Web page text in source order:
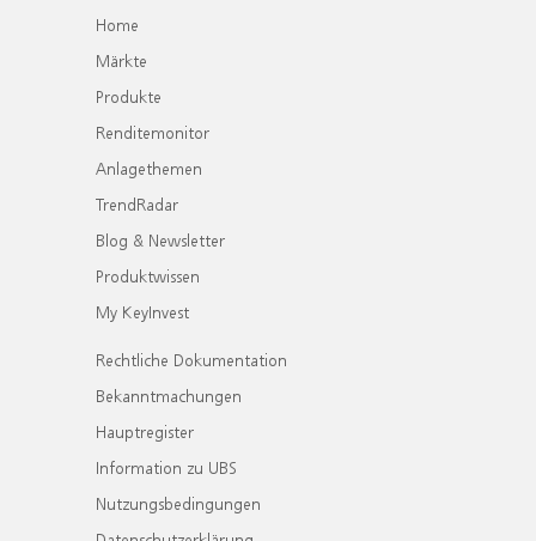
Home
Märkte
Produkte
Renditemonitor
Anlagethemen
TrendRadar
Blog & Newsletter
Produktwissen
My KeyInvest
Rechtliche Dokumentation
Bekanntmachungen
Hauptregister
Information zu UBS
Nutzungsbedingungen